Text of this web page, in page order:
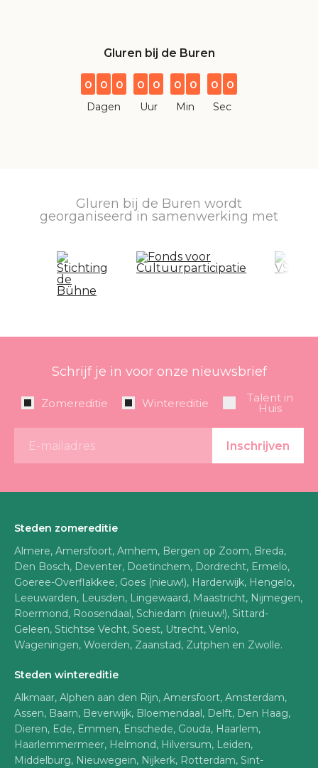
Gluren bij de Buren
0 0 0
Dagen
0 0
Uur
0 0
Min
0 0
Sec
Gluren bij de Buren wordt
georganiseerd in samenwerking met
Schrijf je in voor onze nieuwsbrief
Zomereditie Wintereditie Talent in
Huis
Steden zomereditie
Almere, Amersfoort, Arnhem, Bergen op Zoom, Breda,
Den Bosch, Deventer, Doetinchem, Dordrecht, Ermelo,
Goeree-Overflakkee, Goes (nieuw!), Harderwijk, Hengelo,
Leeuwarden, Leusden, Lingewaard, Maastricht, Nijmegen,
Roermond, Roosendaal, Schiedam (nieuw!), Sittard-
Geleen, Stichtse Vecht, Soest, Utrecht, Venlo,
Wageningen, Woerden, Zaanstad, Zutphen en Zwolle.
Steden wintereditie
Alkmaar, Alphen aan den Rijn, Amersfoort, Amsterdam,
Assen, Baarn, Beverwijk, Bloemendaal, Delft, Den Haag,
Dieren, Ede, Emmen, Enschede, Gouda, Haarlem,
Haarlemmermeer, Helmond, Hilversum, Leiden,
Middelburg, Nieuwegein, Nijkerk, Rotterdam, Sint-